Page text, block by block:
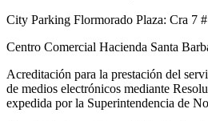
City Parking Flormorado Plaza: Cra 7
Centro Comercial Hacienda Santa
Acreditación para la prestación del
de medios electrónicos mediante
expedida por la Superintendencia de